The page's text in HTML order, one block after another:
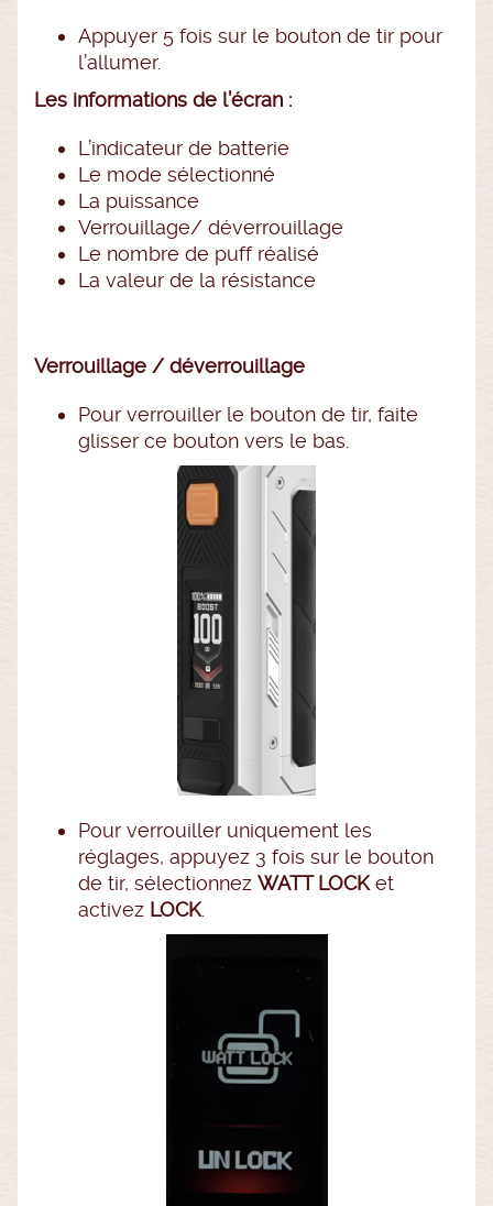
Appuyer 5 fois sur le bouton de tir pour
l’allumer.
Les informations de l’écran :
L’indicateur de batterie
Le mode sélectionné
La puissance
Verrouillage/ déverrouillage
Le nombre de puff réalisé
La valeur de la résistance
Verrouillage / déverrouillage
Pour verrouiller le bouton de tir, faite
glisser ce bouton vers le bas.
Pour verrouiller uniquement les
réglages, appuyez 3 fois sur le bouton
de tir, sélectionnez WATT LOCKet
activez LOCK.